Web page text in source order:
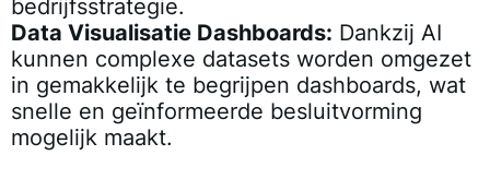
bedrijfsstrategie.
Data Visualisatie Dashboards: Dankzij AI
kunnen complexe datasets worden omgezet
in gemakkelijk te begrijpen dashboards, wat
snelle en geïnformeerde besluitvorming
mogelijk maakt.